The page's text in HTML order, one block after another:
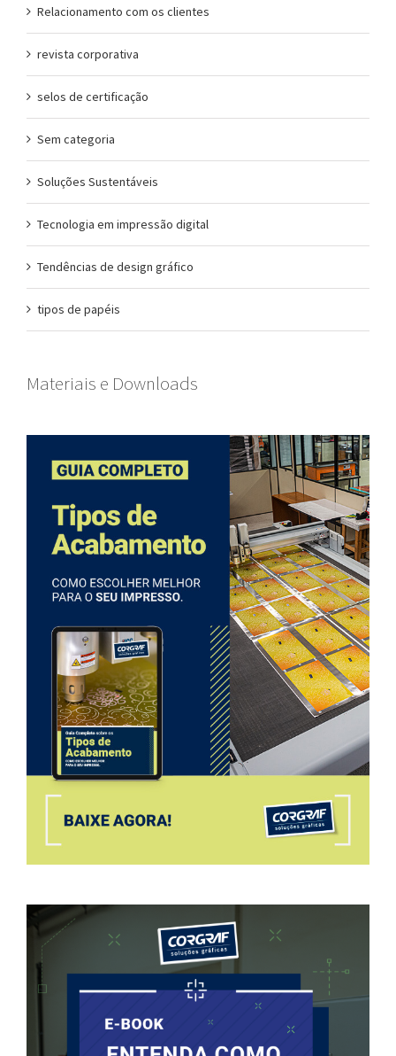
Relacionamento com os clientes
revista corporativa
selos de certificação
Sem categoria
Soluções Sustentáveis
Tecnologia em impressão digital
Tendências de design gráfico
tipos de papéis
Materiais e Downloads